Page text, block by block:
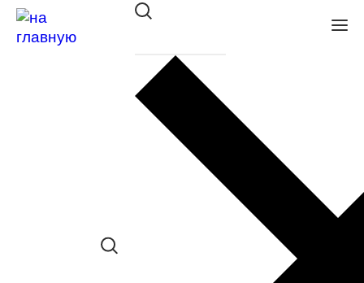
Оправа Tempo пласт. 8265 С01
в наличии (До 5 шт.) *наличие товара в
конкретном салоне необходимо
Сравнить товар